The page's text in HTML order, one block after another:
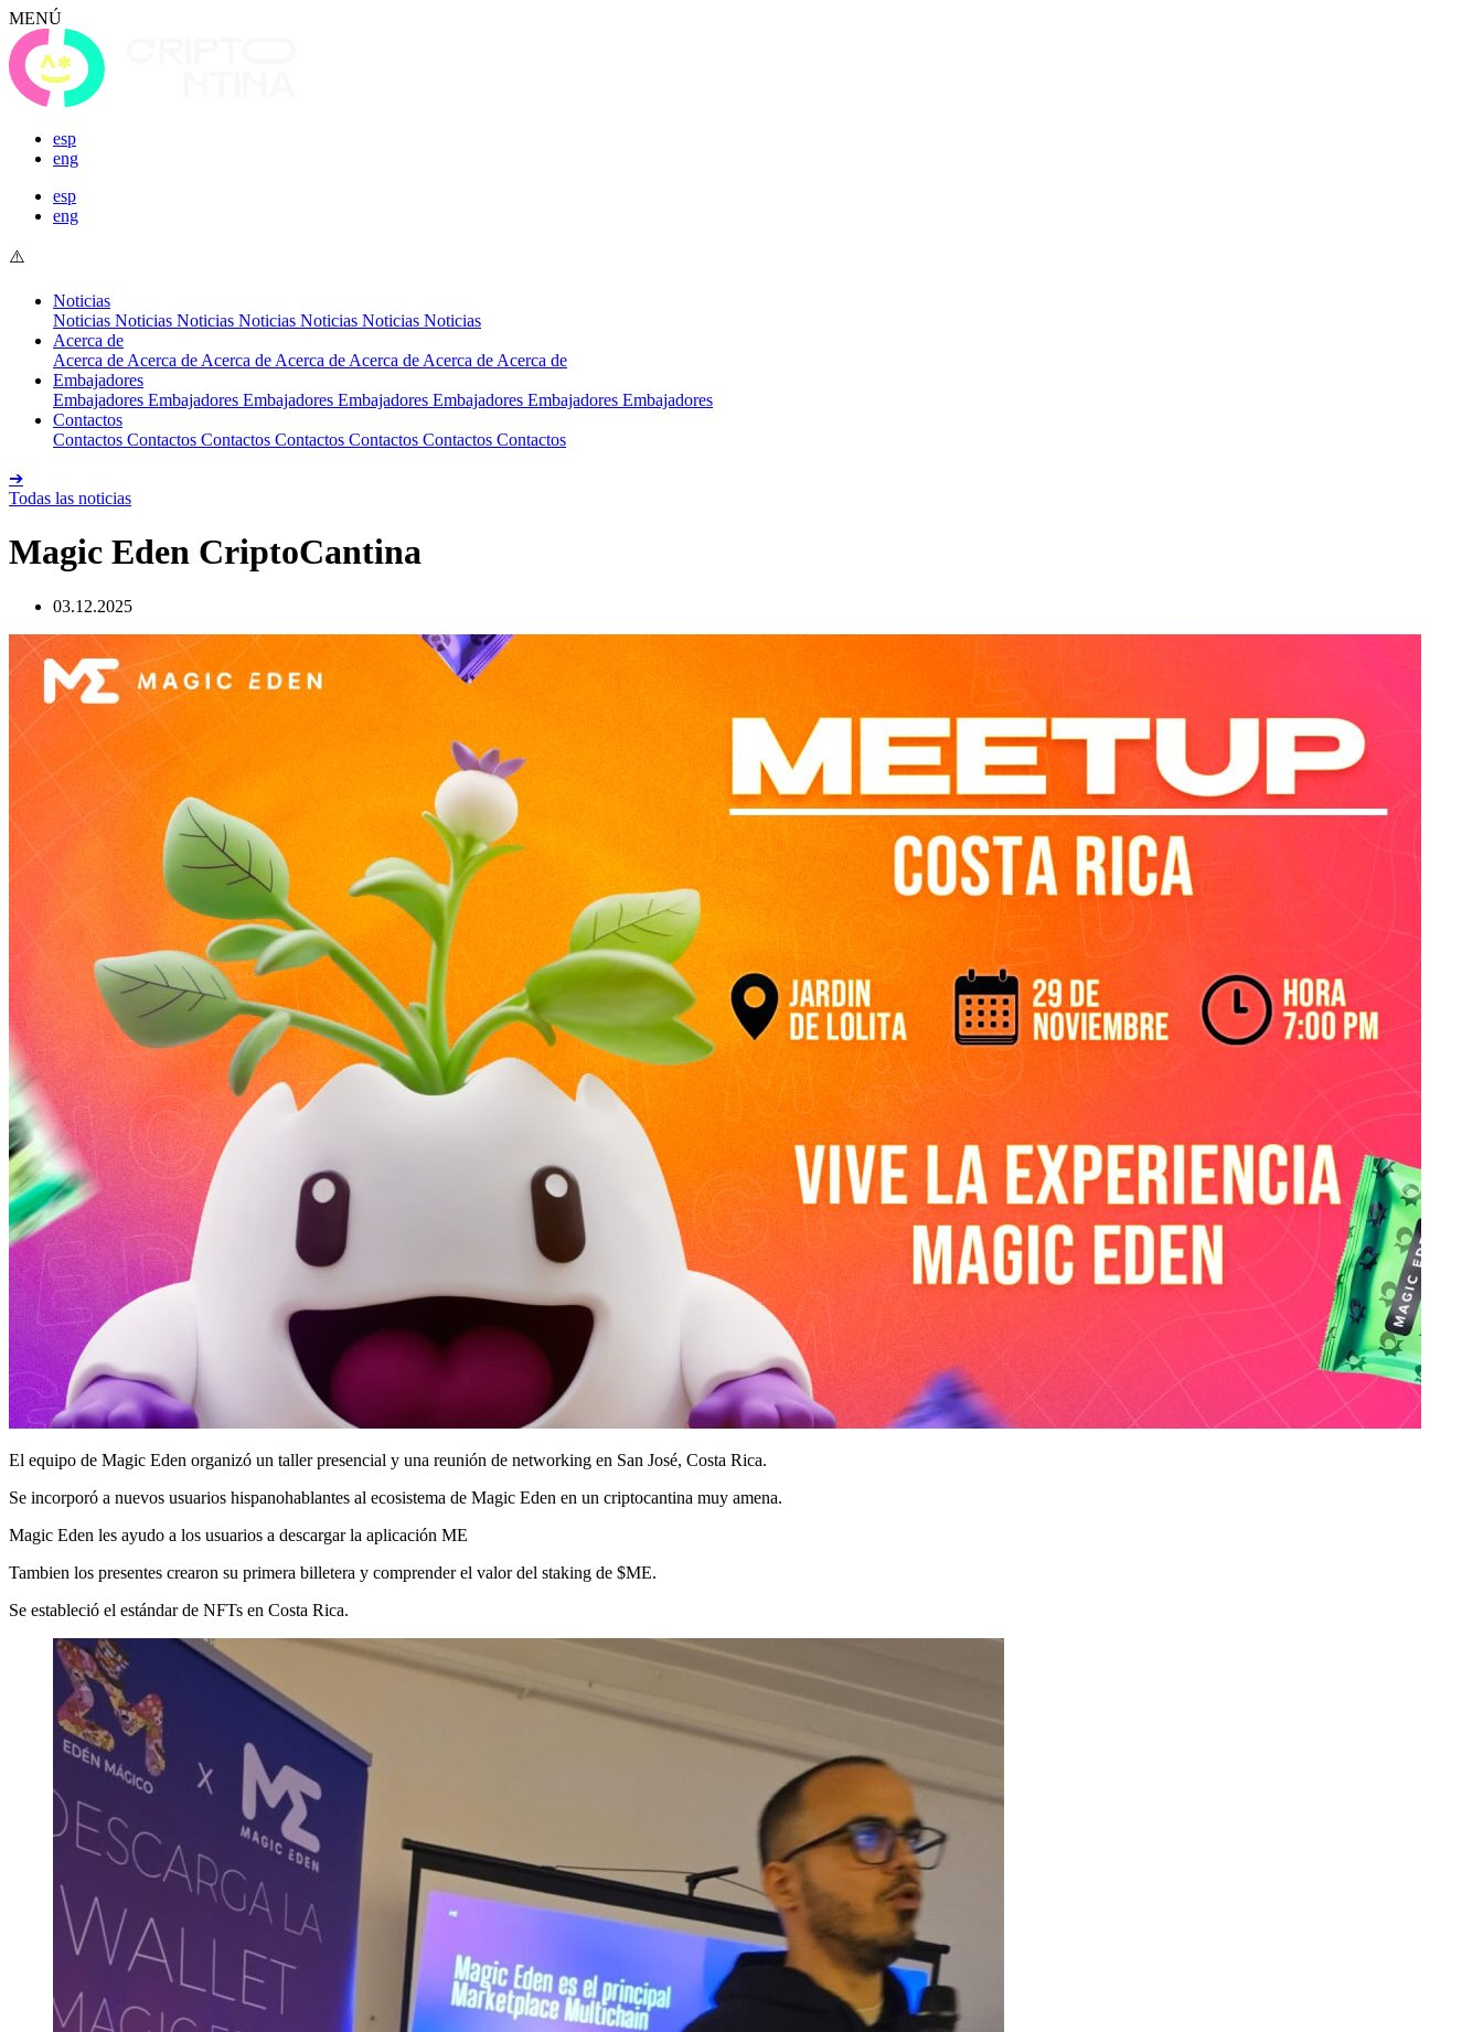
MENÚ
esp
eng
esp
eng
Noticias
Noticias Noticias Noticias Noticias Noticias Noticias Noticias
Acerca de
Acerca de Acerca de Acerca de Acerca de Acerca de Acerca de Acerca de
Embajadores
Embajadores Embajadores Embajadores Embajadores Embajadores Embajadores Embajadores
Contactos
Contactos Contactos Contactos Contactos Contactos Contactos Contactos
➔
Todas las noticias
Magic Eden CriptoCantina
03.12.2025
El equipo de Magic Eden organizó un taller presencial y una reunión de networking en San José, Costa Rica.
Se incorporó a nuevos usuarios hispanohablantes al ecosistema de Magic Eden en un criptocantina muy amena.
Magic Eden les ayudo a los usuarios a descargar la aplicación ME
Tambien los presentes crearon su primera billetera y comprender el valor del staking de $ME.
Se estableció el estándar de NFTs en Costa Rica.